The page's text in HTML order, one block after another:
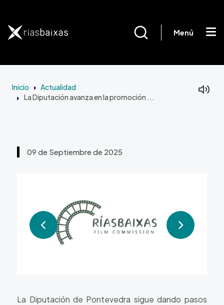
Menú
Inicio Actualidad
La Diputación avanza en la promoción ...
09 de Septiembre de 2025
La Diputación de Pontevedra sigue dando pasos